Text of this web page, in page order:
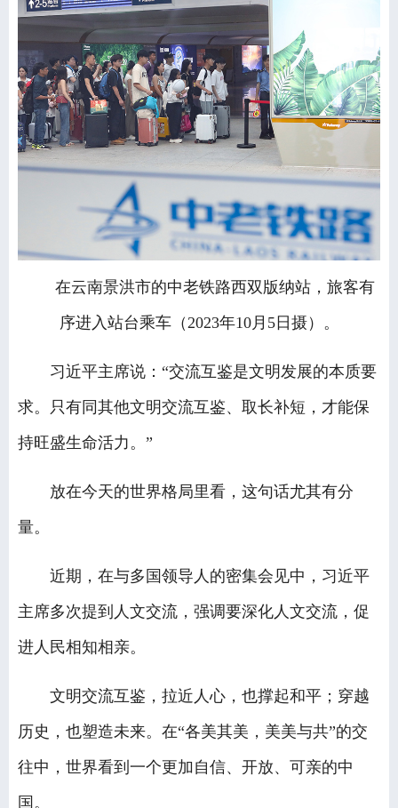
在云南景洪市的中老铁路西双版纳站，旅客有
序进入站台乘车（2023年10月5日摄）。
习近平主席说：“交流互鉴是文明发展的本质要
求。只有同其他文明交流互鉴、取长补短，才能保
持旺盛生命活力。”
放在今天的世界格局里看，这句话尤其有分
量。
近期，在与多国领导人的密集会见中，习近平
主席多次提到人文交流，强调要深化人文交流，促
进人民相知相亲。
文明交流互鉴，拉近人心，也撑起和平；穿越
历史，也塑造未来。在“各美其美，美美与共”的交
往中，世界看到一个更加自信、开放、可亲的中
国。